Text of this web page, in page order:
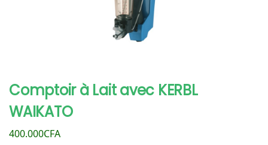
Comptoir à Lait avec KERBL
WAIKATO
400.000CFA